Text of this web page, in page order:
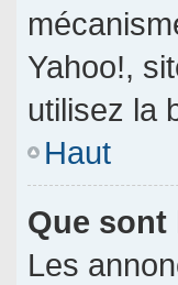
Yahoo!,
utilisez la
Haut
Que sont
Les